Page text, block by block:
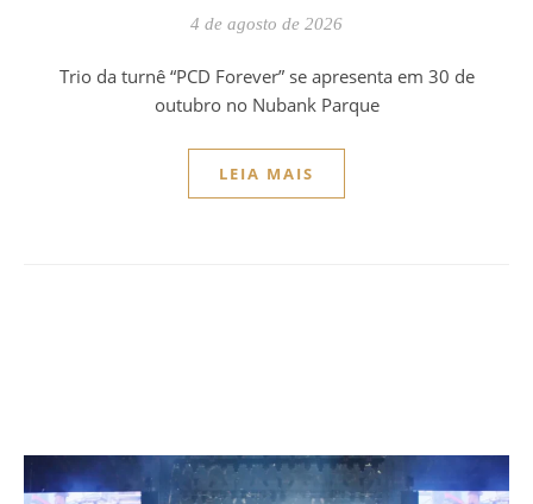
4 de agosto de 2026
Trio da turnê “PCD Forever” se apresenta em 30 de
outubro no Nubank Parque
LEIA MAIS